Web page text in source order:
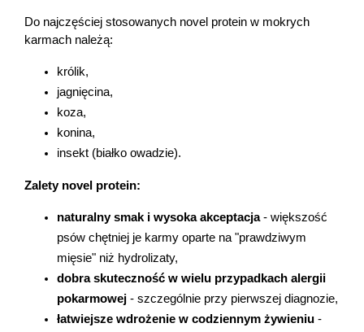
Do najczęściej stosowanych novel protein w mokrych
karmach należą:
królik,
jagnięcina,
koza,
konina,
insekt (białko owadzie).
Zalety novel protein:
naturalny smak i wysoka akceptacja - większość
psów chętniej je karmy oparte na "prawdziwym
mięsie" niż hydrolizaty,
dobra skuteczność w wielu przypadkach alergii
pokarmowej - szczególnie przy pierwszej diagnozie,
łatwiejsze wdrożenie w codziennym żywieniu -